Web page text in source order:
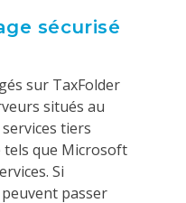
sécurisé
sur TaxFolder
situés au
tiers
tels que Microsoft
Si
passer